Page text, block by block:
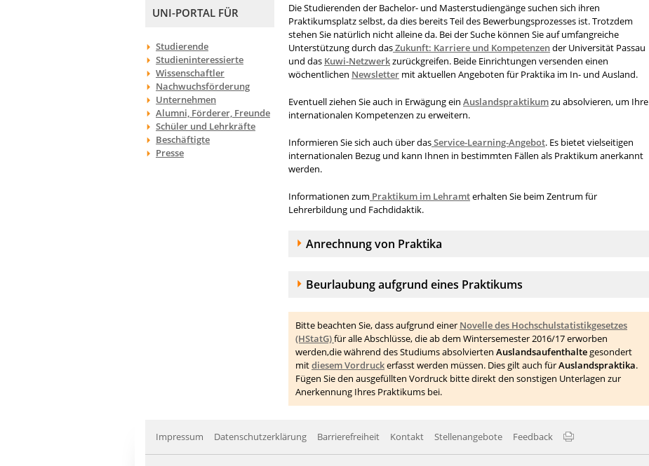
UNI-PORTAL FÜR
Studierende
Studieninteressierte
Wissenschaftler
Nachwuchsförderung
Unternehmen
Alumni, Förderer, Freunde
Schüler und Lehrkräfte
Beschäftigte
Presse
Die Studierenden der Bachelor- und Masterstudiengänge suchen sich ihren
Praktikumsplatz selbst, da dies bereits Teil des Bewerbungsprozesses ist. Trotzdem
stehen Sie natürlich nicht alleine da. Bei der Suche können Sie auf umfangreiche
Unterstützung durch dasZukunft: Karriere und Kompetenzender Universität Passau
und das Kuwi-Netzwerkzurückgreifen. Beide Einrichtungen versenden einen
wöchentlichen Newsletter mit aktuellen Angeboten für Praktika im In- und Ausland.
Eventuell ziehen Sie auch in Erwägung ein Auslandspraktikumzu absolvieren, um Ihre
internationalen Kompetenzen zu erweitern.
Informieren Sie sich auch über dasService-Learning-Angebot. Es bietet vielseitigen
internationalen Bezug und kann Ihnen in bestimmten Fällen als Praktikum anerkannt
werden.
Informationen zum Praktikum im Lehramterhalten Sie beim Zentrum für
Lehrerbildung und Fachdidaktik.
Akkordeonelement:
Anrechnung von Praktika
Akkordeonelement:
Beurlaubung aufgrund eines Praktikums
Bitte beachten Sie, dass aufgrund einer Novelle des Hochschulstatistikgesetzes
(HStatG)für alle Abschlüsse, die ab dem Wintersemester 2016/17 erworben
werden,die während des Studiums absolvierten Auslandsaufenthaltegesondert
mitdiesem Vordruckerfasst werden müssen. Dies gilt auch fürAuslandspraktika.
Fügen Sie den ausgefüllten Vordruck bitte direkt den sonstigen Unterlagen zur
Anerkennung Ihres Praktikums bei.
Impressum Datenschutzerklärung Barrierefreiheit Kontakt Stellenangebote Feedback